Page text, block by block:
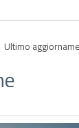
Ultimo